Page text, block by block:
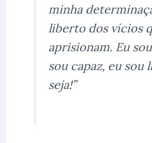
minha
liberto dos vícios
aprisionam. Eu
sou capaz, eu sou
seja!”